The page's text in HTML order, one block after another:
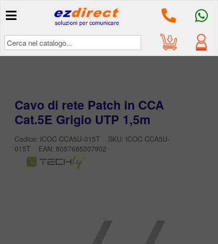
Il mio
account
Cavo di rete Patch in CCA
Cat.5E Grigio UTP 1,5m
Codice: ICOC CCA5U-015T SKU: ICOC CCA5U-
015T EAN: 8057685307902